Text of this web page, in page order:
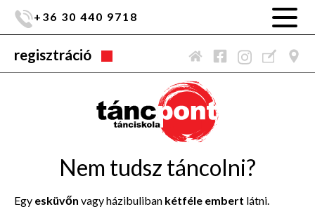
+36 30 440 9718
regisztráció
Nem tudsz táncolni?
Egy esküvőn vagy házibuliban kétféle embert látni.